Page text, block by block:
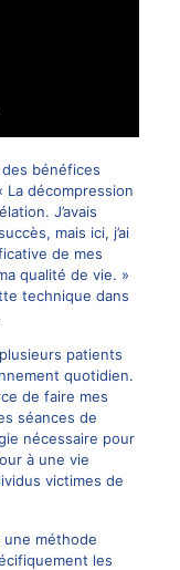
bénéfices
La décompression
J’avais
mais ici, j’ai
de mes
qualité de vie. »
technique dans
patients
quotidien.
de faire mes
séances de
nécessaire pour
à une vie
victimes de
méthode
les